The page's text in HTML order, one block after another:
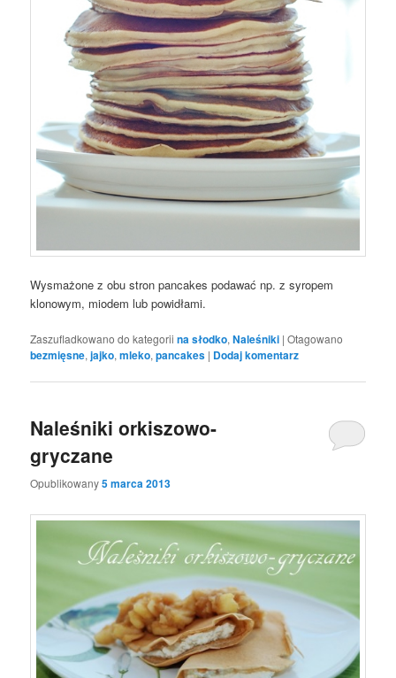
Wysmażone z obu stron pancakes podawać np. z syropem
klonowym, miodem lub powidłami.
Zaszufladkowano do kategorii na słodko,Naleśniki |Otagowano
bezmięsne,jajko,mleko,pancakes | Dodaj komentarz
Naleśniki orkiszowo-
gryczane
Opublikowany5 marca 2013